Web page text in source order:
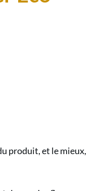
produit, et le mieux,